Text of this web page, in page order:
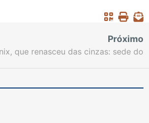
Próximo
que renasceu das cinzas: sede do